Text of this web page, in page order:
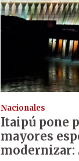
Nacionales
Itaipú pone
mayores
modernizar: